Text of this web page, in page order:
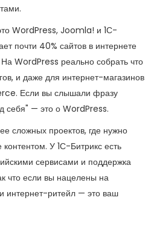
WordPress, Joomla! и 1С-
почти 40% сайтов в интернете
WordPress реально собрать что
и даже для интернет-магазинов
Если вы слышали фразу
себя" — это о WordPress.
сложных проектов, где нужно
У 1С-Битрикс есть
сервисами и поддержка
что если вы нацелены на
интернет-ритейл — это ваш